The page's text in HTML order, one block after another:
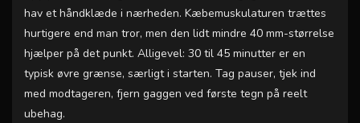
hav et håndklæde i nærheden. Kæbemuskulaturen trættes
hurtigere end man tror, men den lidt mindre 40 mm-størrelse
hjælper på det punkt. Alligevel: 30 til 45 minutter er en
typisk øvre grænse, særligt i starten. Tag pauser, tjek ind
med modtageren, fjern gaggen ved første tegn på reelt
ubehag.